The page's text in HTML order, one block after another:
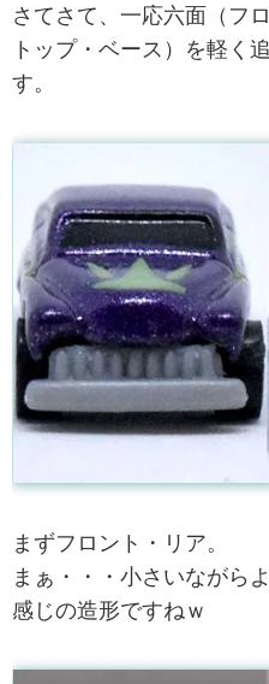
さてさて、一応六面（フ
トップ・ベース）を軽く
す。
まずフロント・リア。
まぁ・・・小さいながら
感じの造形ですねｗ